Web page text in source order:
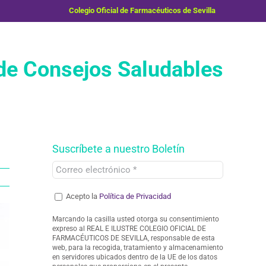
Colegio Oficial de Farmacéuticos de Sevilla
Consejos Saludables
Suscríbete a nuestro Boletín
Acepto la Política de Privacidad
Marcando la casilla usted otorga su consentimiento
expreso al REAL E ILUSTRE COLEGIO OFICIAL DE
FARMACÉUTICOS DE SEVILLA, responsable de esta
web, para la recogida, tratamiento y almacenamiento
en servidores ubicados dentro de la UE de los datos